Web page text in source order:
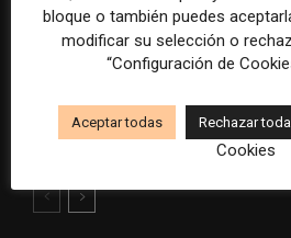
Radio Televisión Madrid
control para el uso de la
inteligencia artificial
bloque o también puedes
modificar su selección o
“Configuración de
Aceptar todas Rechazar
Cookies